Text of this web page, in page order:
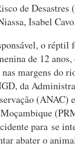
de Desastres
Isabel
o réptil
de 12
nas margens do
da
(ANAC)
para se
abater o